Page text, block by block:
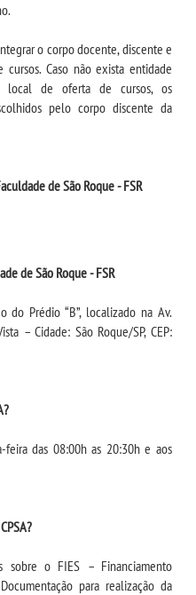
o corpo docente, discente e
Caso não exista entidade
local de oferta de cursos, os
pelo corpo discente da
de São Roque - FSR
de São Roque - FSR
do Prédio “B”, localizado na Av.
– Cidade: São Roque/SP, CEP:
feira das 08:00h as 20:30h e aos
sobre o FIES – Financiamento
para realização da